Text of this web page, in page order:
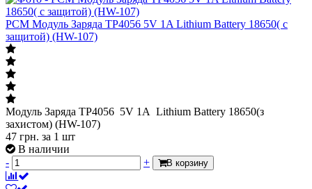
PCM Модуль Заряда TP4056 5V 1A Lithium Battery 18650( с
защитой) (HW-107)
Модуль Заряда TP4056 5V 1A Lithium Battery 18650(з
захистом) (HW-107)
47 грн. за 1 шт
В наличии
-
+ В корзину